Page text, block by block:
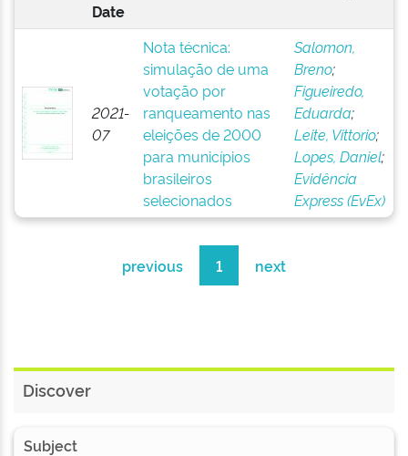
Date
2021-
07
Nota técnica:
simulação de uma
votação por
ranqueamento nas
eleições de 2000
para municípios
brasileiros
selecionados
Salomon,
Breno;
Figueiredo,
Eduarda;
Leite, Vittorio;
Lopes, Daniel;
Evidência
Express (EvEx)
previous 1 next
Discover
Subject